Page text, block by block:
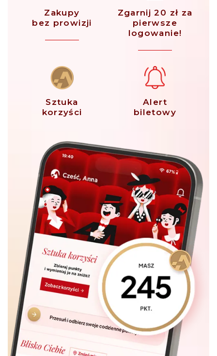
Zakupy
bez prowizji
Zgarnij 20 zł za
pierwsze
logowanie!
Sztuka
korzyści
Alert
biletowy